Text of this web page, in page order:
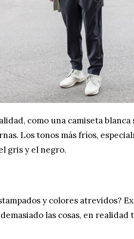
como una camiseta blanca
Los tonos más fríos,
gris y el negro.
y colores atrevidos?
las cosas, en realidad